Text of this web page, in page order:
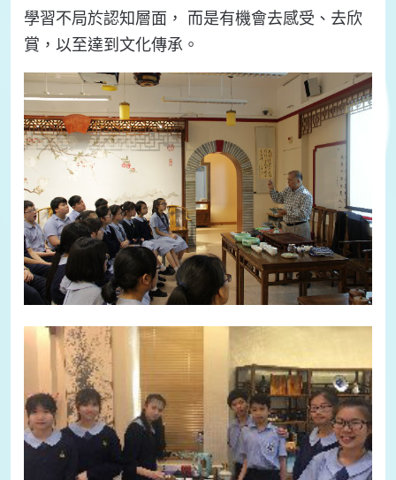
學習不局於認知層面， 而是有機會去感受、去欣
賞，以至達到文化傳承。